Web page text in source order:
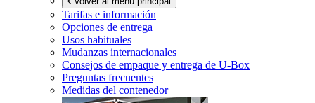
Tarifas e información
Opciones de entrega
Usos habituales
Mudanzas internacionales
Consejos de empaque y entrega de U-Box
Preguntas frecuentes
Medidas del contenedor